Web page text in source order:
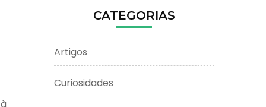
CATEGORIAS
Artigos
Curiosidades